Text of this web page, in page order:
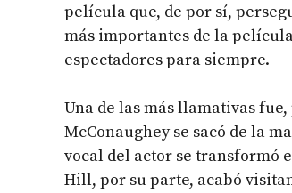
película que, de por sí,
más importantes de la
espectadores para siempre.
Una de las más llamativas
McConaughey se sacó de la
vocal del actor se transformó
Hill, por su parte, acabó